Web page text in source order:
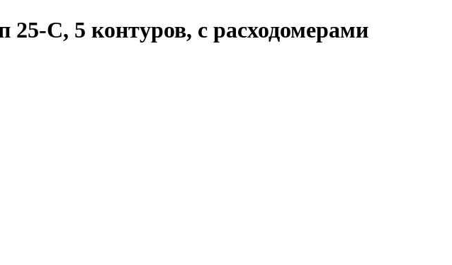
С, 5 контуров, с расходомерами